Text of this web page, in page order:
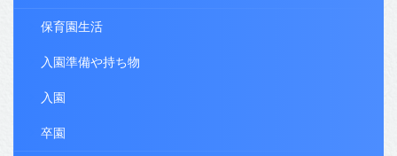
保育園生活
入園準備や持ち物
入園
卒園